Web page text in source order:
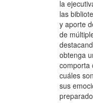
la
las
y aporte
de
obtenga
comporta
cuáles
sus